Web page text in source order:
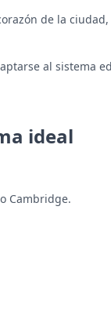
de la
al sistema
ideal
Cambridge.